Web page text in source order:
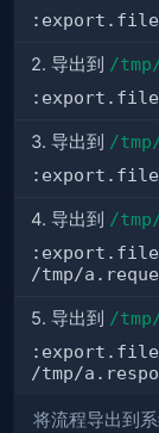
:export.file
2. 导出到 /
:export.file
3. 导出到 /
:export.file
4. 导出到 /
:export.file
/tmp/
5. 导出到 /
:export.file
/tmp/
将流程导出到